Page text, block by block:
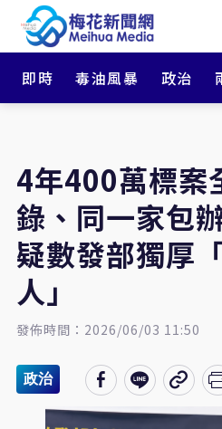
即時 毒油風暴 政治
4年400萬標案
錄、同一家包
疑數發部獨厚
人」
發佈時間：2026/06/03 11:50
政治